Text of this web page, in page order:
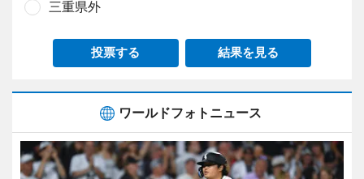
三重県外
投票する 結果を見る
ワールドフォトニュース